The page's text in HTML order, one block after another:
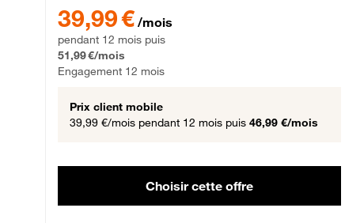
39,99 € /mois
pendant 12 mois puis
51,99 €/mois
Engagement 12 mois
Prix client mobile
39,99 €/mois pendant 12 mois puis 46,99 €/mois
Choisir cette offre